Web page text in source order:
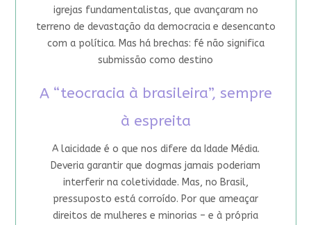
igrejas fundamentalistas, que avançaram no
terreno de devastação da democracia e desencanto
com a política. Mas há brechas: fé não significa
submissão como destino
A “teocracia à brasileira”, sempre
à espreita
A laicidade é o que nos difere da Idade Média.
Deveria garantir que dogmas jamais poderiam
interferir na coletividade. Mas, no Brasil,
pressuposto está corroído. Por que ameaçar
direitos de mulheres e minorias – e à própria